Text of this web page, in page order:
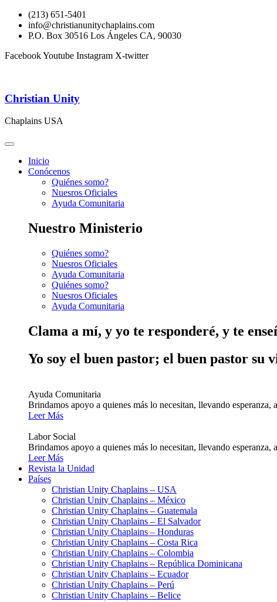
(213) 651-5401
info@christianunitychaplains.com
P.O. Box 30516 Los Ángeles CA, 90030
FacebookYoutube Instagram X-twitter
Christian Unity
Chaplains USA
Inicio
Conócenos
Quiénes somo?
Nuesros Oficiales
Ayuda Comunitaria
Nuestro Ministerio
Quiénes somo?
Nuesros Oficiales
Ayuda Comunitaria
Quiénes somo?
Nuesros Oficiales
Ayuda Comunitaria
Clama a mí, y yo te responderé, y te
Yo soy el buen pastor; el buen pastor su
Ayuda Comunitaria
Brindamos apoyo a quienes más lo necesitan, llevando
Leer Más
Labor Social
Brindamos apoyo a quienes más lo necesitan, llevando
Leer Más
Revista la Unidad
Países
Christian Unity Chaplains – USA
Christian Unity Chaplains – México
Christian Unity Chaplains – Guatemala
Christian Unity Chaplains – El Salvador
Christian Unity Chaplains – Honduras
Christian Unity Chaplains – Costa Rica
Christian Unity Chaplains – Colombia
Christian Unity Chaplains – República Dominicana
Christian Unity Chaplains – Ecuador
Christian Unity Chaplains – Perú
Christian Unity Chaplains – Belice